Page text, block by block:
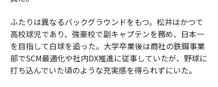
ふたりは異なるバックグラウンドをもつ。松井はかつて
高校球児であり、強豪校で副キャプテンを務め、日本一
を目指して白球を追った。大学卒業後は商社の鉄鋼事業
部でSCM最適化や社内DX推進に従事していたが、野球に
打ち込んでいた頃のような充実感を得られずにいた。